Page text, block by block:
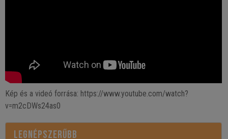
Kép és a videó forrása: https://www.youtube.com/watch?
v=m2cDWs24as0
Legnépszerűbb